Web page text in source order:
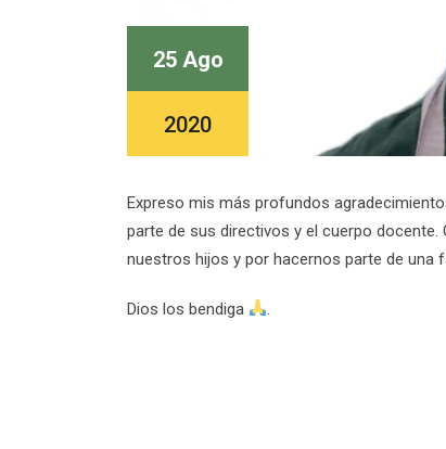
25 Ago
2020
Expreso mis más profundos
parte de sus directivos y el cuerpo
nuestros hijos y por hacernos parte de una
Dios los bendiga